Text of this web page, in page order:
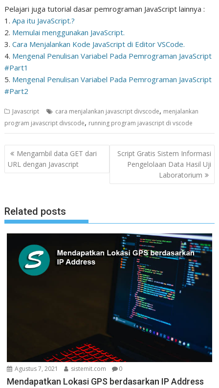
Pelajari juga tutorial dasar pemrograman JavaScript lainnya :
1.Apa itu JavaScript.?
2. Memulai menggunakan JavaScript.
3.Cara Menjalankan Kode JavaScript di Editor VSCode.
4. Mengenal Penulisan Variabel Pada Pemrograman JavaScript
#Part1
5. Mengenal Penulisan Variabel Pada Pemrograman JavaScript
#Part2
Javascript cara menjalankan javascript divscode, menjalankan
program javascript divscode, running program javascript di vscode
N
a
g
a
s
Mengambil data GET dari
URL dengan Javascript
Script Gratis Sistem Informasi
Pengelolaan Data Hasil Uji
Laboratorium
Related posts
Agustus 7, 2021 sistemit.com 0
Mendapatkan Lokasi GPS berdasarkan IP Address